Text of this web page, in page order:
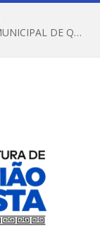
REGULAMENTO DO X CONCURSO INTERMUNICIPAL DE QUADRILHAS JUNINAS – 2026 – ARRAIÁ DA VENEZA